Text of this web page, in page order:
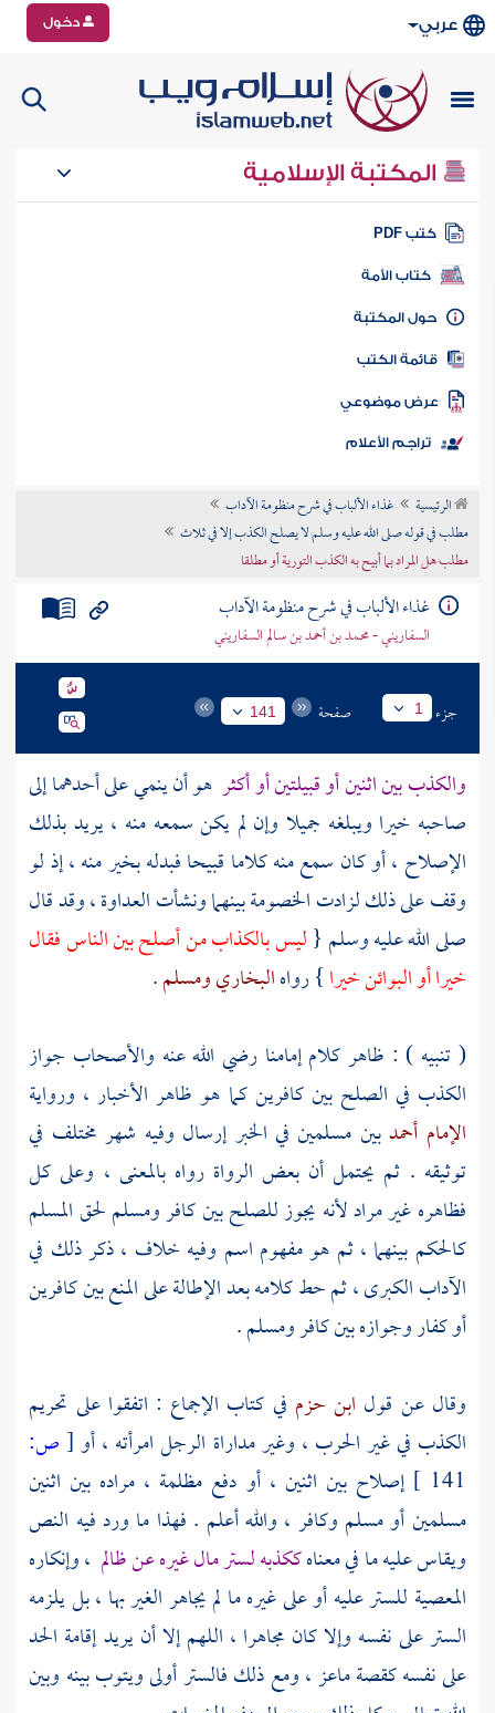
عربي دخول
المكتبة الإسلامية
كتب PDF
كتاب الأمة
المكتبة
الكتب
موضوعي
تراجم الأعلام
الرئيسية
غذاء الألباب في شرح منظومة الآداب
مطلب في قوله صلى الله عليه وسلم لا يصلح الكذب إلا في ثلاث
مطلب هل المراد بما أبيح به الكذب التورية أو مطلقا
غذاء الألباب في شرح منظومة الآداب
السفاريني - محمد بن أحمد بن سالم السفاريني
جزء 1 صفحة 141
والكذب بين اثنين أو قبيلتين أو أكثر هو أن ينمي على أحدهما إلى
صاحبه خيرا ويبلغه جميلا وإن لم يكن سمعه منه ، يريد بذلك
الإصلاح ، أو كان سمع منه كلاما قبيحا فبدله بخير منه ، إذ لو
وقف على ذلك لزادت الخصومة بينهما ونشأت العداوة ، وقد قال
صلى الله عليه وسلم {ليس بالكذاب من أصلح بين الناس فقال
خيرا أو البوائن خيرا} رواهالبخاريومسلم.
( تنبيه ) : ظاهر كلام إمامنا رضي الله عنه والأصحاب جواز
الكذب في الصلح بين كافرين كما هو ظاهر الأخبار ، ورواية
الإمام أحمدبين مسلمين في الخبر إرسال وفيه شهر مختلف في
توثيقه . ثم يحتمل أن بعض الرواة رواه بالمعنى ، وعلى كل
فظاهره غير مراد لأنه يجوز للصلح بين كافر ومسلم لحق المسلم
كالحكم بينهما ، ثم هو مفهوم اسم وفيه خلاف ، ذكر ذلك في
الآداب الكبرى ، ثم حط كلامه بعد الإطالة على المنع بين كافرين
أو كفار وجوازه بين كافر ومسلم .
وقال عن قول ابن حزم في كتاب الإجماع : اتفقوا على تحريم
الكذب في غير الحرب ، وغير مداراة الرجل امرأته ، أو[ص:
141 ]
إصلاح بين اثنين ، أو دفع مظلمة ، مراده بين اثنين
مسلمين أو مسلم وكافر ، والله أعلم . فهذا ما ورد فيه النص
ويقاس عليه ما في معناهككذبه لستر مال غيره عن ظالم ، وإنكاره
المعصية للستر عليه أو على غيره ما لم يجاهر الغير بها ، بل يلزمه
الستر على نفسه وإلا كان مجاهرا ، اللهم إلا أن يريد إقامة الحد
على نفسه كقصةماعز، ومع ذلك فالستر أولى ويتوب بينه وبين